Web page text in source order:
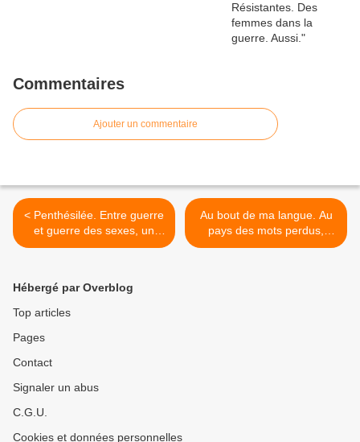
Commentaires
Ajouter un commentaire
< Penthésilée. Entre guerre
et guerre des sexes, un
déchirement d’amour et de
Au bout de ma langue. Au
pays des mots perdus,
cette part d’étranger qui
Hébergé par Overblog
Top articles
Pages
Contact
Signaler un abus
C.G.U.
Cookies et données personnelles